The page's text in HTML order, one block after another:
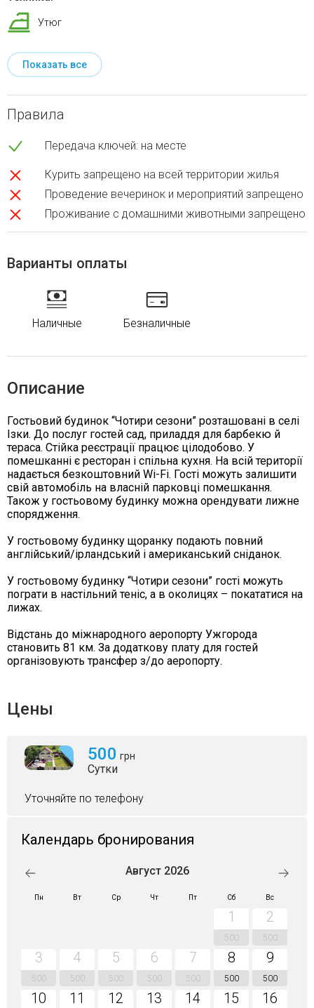
Утюг
Показать все
Правила
Передача ключей: на месте
Курить запрещено на всей территории жилья
Проведение вечеринок и мероприятий запрещено
Проживание с домашними животными запрещено
Варианты оплаты
Наличные Безналичные
Описание
Гостьовий будинок “Чотири сезони” розташовані в селі
Ізки. До послуг гостей сад, приладдя для барбекю й
тераса. Стійка реєстрації працює цілодобово. У
помешканні є ресторан і спільна кухня. На всій території
надається безкоштовний Wi-Fi. Гості можуть залишити
свій автомобіль на власній парковці помешкання.
Також у гостьовому будинку можна орендувати лижне
спорядження.
У гостьовому будинку щоранку подають повний
англійський/ірландський і американський сніданок.
У гостьовому будинку “Чотири сезони” гості можуть
пограти в настільний теніс, а в околицях – покататися на
лижах.
Відстань до міжнародного аеропорту Ужгорода
становить 81 км. За додаткову плату для гостей
організовують трансфер з/до аеропорту.
Цены
500 грн
Сутки
Уточняйте по телефону
Календарь бронирования
Август 2026
Пн Вт Ср Чт Пт Сб Вс
1
500
2
500
3
500
4
500
5
500
6
500
7
500
8
500
9
500
10 11 12 13 14 15 16